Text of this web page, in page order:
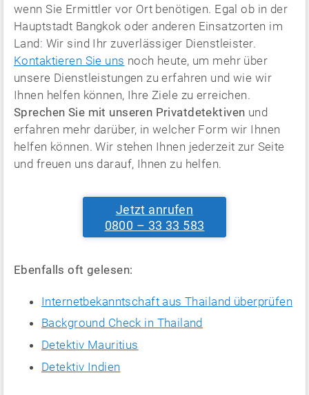
wenn Sie Ermittler vor Ort benötigen. Egal ob in der
Hauptstadt Bangkok oder anderen Einsatzorten im
Land: Wir sind Ihr zuverlässiger Dienstleister.
Kontaktieren Sie uns noch heute, um mehr über
unsere Dienstleistungen zu erfahren und wie wir
Ihnen helfen können, Ihre Ziele zu erreichen.
Sprechen Sie mit unseren Privatdetektiven und
erfahren mehr darüber, in welcher Form wir Ihnen
helfen können. Wir stehen Ihnen jederzeit zur Seite
und freuen uns darauf, Ihnen zu helfen.
Jetzt anrufen
0800 – 33 33 583
Ebenfalls oft gelesen:
Internetbekanntschaft aus Thailand überprüfen
Background Check in Thailand
Detektiv Mauritius
Detektiv Indien